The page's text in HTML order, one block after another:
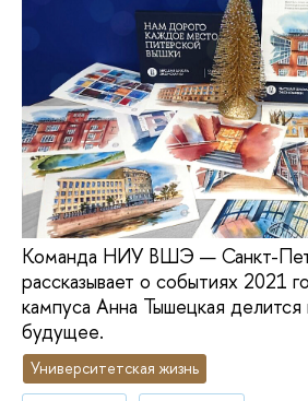
Команда НИУ ВШЭ — Санкт-
рассказывает о событиях 2021
кампуса Анна Тышецкая делится
будущее.
Университетская жизнь